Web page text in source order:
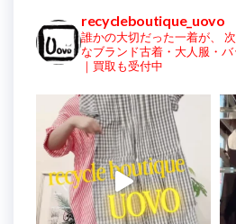
recycleboutique_uovo
誰かの大切だった一着が、
なブランド古着・大人服・バ
｜買取も受付中